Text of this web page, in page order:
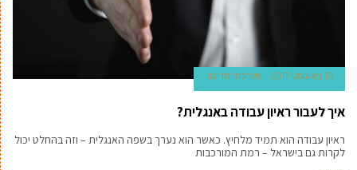
15 באוגוסט 2017 מערכת 'מדינט'
איך לעבור ראיון עבודה באנגלית?
ראיון עבודה הוא תמיד מלחיץ. כאשר הוא נערך בשפה האנגלית – וזה בהחלט יכול
לקרות גם בישראל – רמת המורכבות